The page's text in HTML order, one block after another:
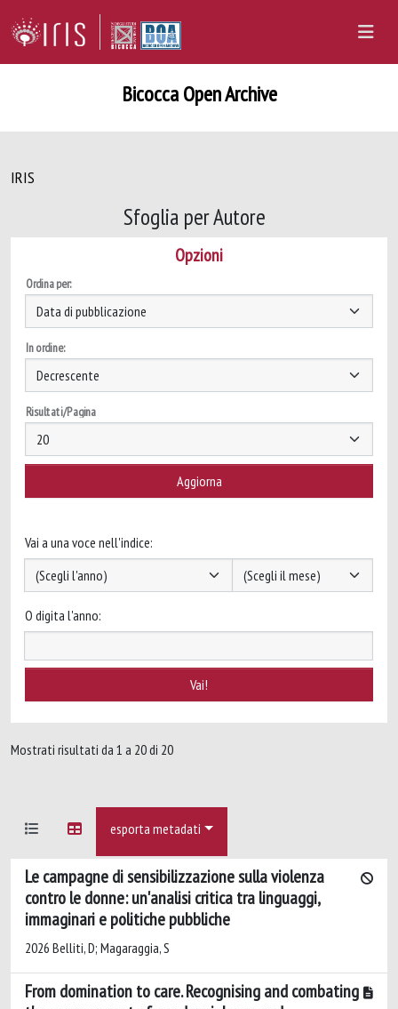
Bicocca Open Archive
IRIS
Sfoglia per Autore
Opzioni
Ordina per:
In ordine:
Risultati/Pagina
Vai a una voce nell'indice:
O digita l'anno:
Mostrati risultati da 1 a 20 di 20
esporta metadati
Le campagne di sensibilizzazione sulla violenza
contro le donne: un'analisi critica tra linguaggi,
immaginari e politiche pubbliche
2026 Belliti, D; Magaraggia, S
From domination to care. Recognising and combating